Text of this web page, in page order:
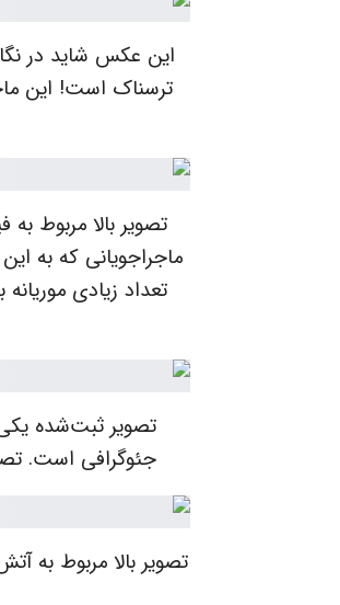
این عکس شاید در
ترسناک است! این
تصویر بالا مربوط
ماجراجویانی که به
تعداد زیادی
تصویر ثبت‌شده
جئوگرافی است.
تصویر بالا مربوط